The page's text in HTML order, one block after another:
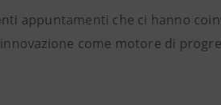
appuntamenti che ci hanno
come motore di